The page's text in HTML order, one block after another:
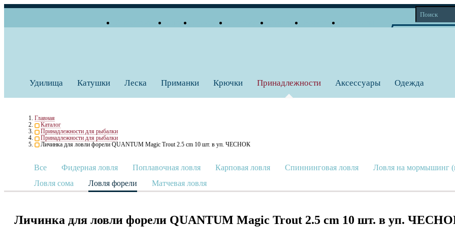
Удилища Катушки Леска Приманки Крючки Принадлежности Аксессуары Одежда
Главная
Каталог
Принадлежности для рыбалки
Принадлежности для рыбалки
Личинка для ловли форели QUANTUM Magic Trout 2.5 cm 10 шт. в уп. ЧЕСНОК
Все Фидерная ловля Поплавочная ловля Карповая ловля Спиннинговая ловля
Ловля на мормышинг
Ловля сома
Ловля форели Матчевая ловля
Личинка для ловли форели QUANTUM Magic Trout 2.5 cm 10 шт. в уп.